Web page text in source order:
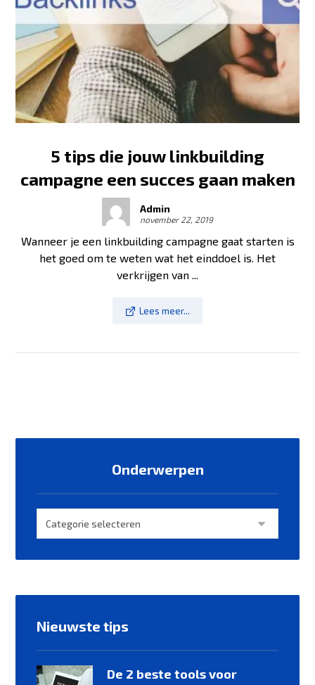
5 tips die jouw linkbuilding
campagne een succes gaan maken
Admin
november 22, 2019
Wanneer je een linkbuilding campagne gaat starten is
het goed om te weten wat het einddoel is. Het
verkrijgen van ...
Lees meer...
Onderwerpen
Nieuwste tips
De 2 beste tools voor